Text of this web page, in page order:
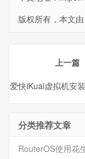
版权所有，本文由
上一篇
爱快iKuai虚拟机安
分类推荐文章
RouterOS使用花